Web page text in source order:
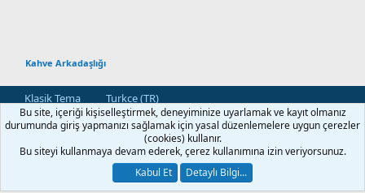
Kahve Arkadaşlığı
Klasik Tema
Turkce (TR)
Bize Ulaşın
Kullanım ve Şartlar Gizlilik Politikası
Yardım
R
S
Community platform by XenForo® © 2010-2026 XenForo Ltd.
[XGT] Forum statistics system- XenGenTr
Bu site, içeriği kişiselleştirmek, deneyiminize uyarlamak ve kayıt olmanız
durumunda giriş yapmanızı sağlamak için yasal düzenlemelere uygun çerezler
(cookies) kullanır.
Bu siteyi kullanmaya devam ederek, çerez kullanımına izin veriyorsunuz.
Kabul Et
Detaylı Bilgi...